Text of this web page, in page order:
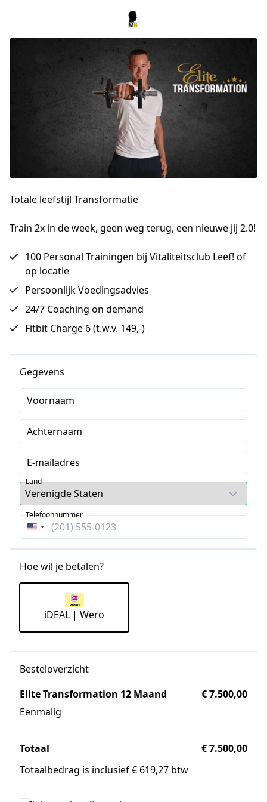
Totale leefstijl Transformatie
Train 2x in de week, geen weg terug, een nieuwe jij 2.0!
100 Personal Trainingen bij Vitaliteitsclub Leef! of
op locatie
Persoonlijk Voedingsadvies
24/7 Coaching on demand
Fitbit Charge 6 (t.w.v. 149,-)
Gegevens
Voornaam
Achternaam
E-mailadres
Land
Verenigde
Telefoonnummer
Hoe wil je betalen?
iDEAL | Wero
Besteloverzicht
Elite Transformation 12 Maand
Eenmalig
€ 7.500,00
Totaal
€ 7.500,00
Totaalbedrag is inclusief € 619,27 btw